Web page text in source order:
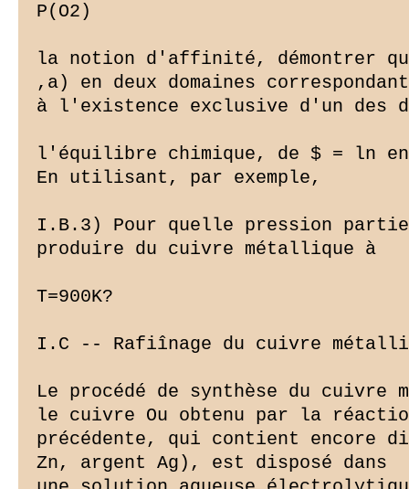
P(O2)
la notion d'affinité, démontrer
,a) en deux domaines correspondant
à l'existence exclusive d'un des
l'équilibre chimique, de $ = ln
En utilisant, par exemple,
I.B.3) Pour quelle pression
produire du cuivre métallique à
T=900K?
I.C -- Rafiînage du cuivre
Le procédé de synthèse du
le cuivre Ou obtenu par la
précédente, qui contient encore
Zn, argent Ag), est disposé dans